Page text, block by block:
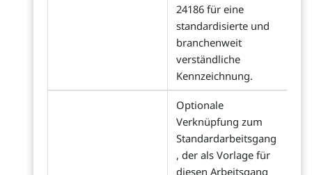
24186 für eine
standardisierte und
branchenweit
verständliche
Kennzeichnung.
Optionale
Verknüpfung zum
Standardarbeitsgang
, der als Vorlage für
diesen Arbeitsgang